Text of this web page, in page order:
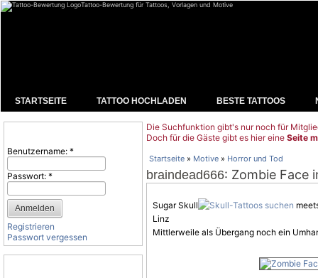
Tattoo-Bewertung für Tattoos, Vorlagen und Motive
STARTSEITE TATTOO HOCHLADEN BESTE TATTOOS
Benutzername: *
Passwort: *
Registrieren
Passwort vergessen
Die Suchfunktion gibt's nur noch für
Doch für die Gäste gibt es hier eine Seite
Startseite » Motive » Horror und Tod
braindead666: Zombie Face
Sugar Skull
Linz
Mittlerweile als Übergang noch ein